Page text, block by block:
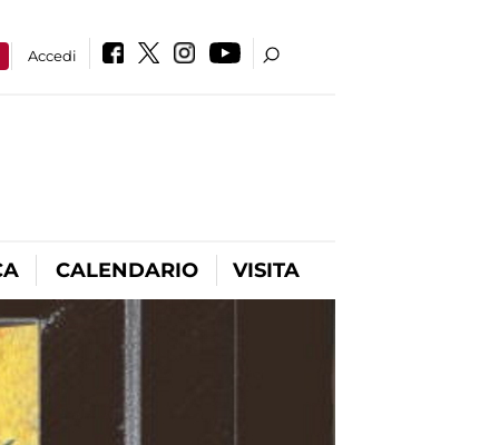
Accedi
CALENDARIO VISITA